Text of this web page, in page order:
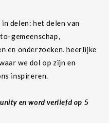
delen: het delen van
gemeenschap,
en onderzoeken, heerlijke
we dol op zijn en
inspireren.
en word verliefd op 5